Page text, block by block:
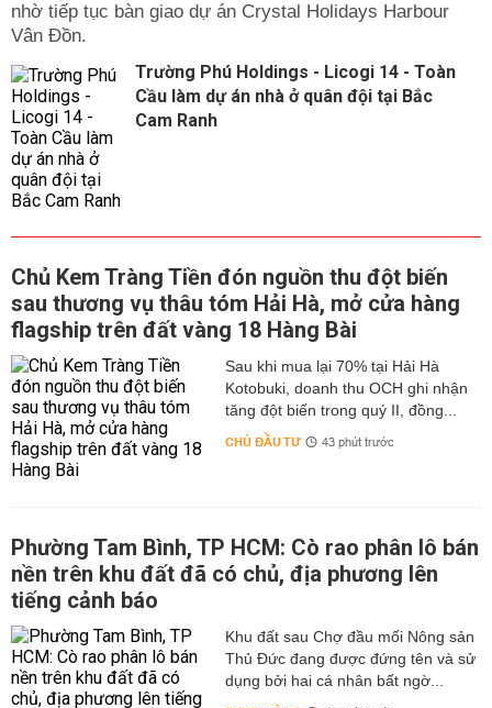
nhờ tiếp tục bàn giao dự án Crystal Holidays Harbour
Vân Đồn.
Trường Phú Holdings - Licogi 14 - Toàn
Cầu làm dự án nhà ở quân đội tại Bắc
Cam Ranh
Chủ Kem Tràng Tiền đón nguồn thu đột biến
sau thương vụ thâu tóm Hải Hà, mở cửa hàng
flagship trên đất vàng 18 Hàng Bài
Sau khi mua lại 70% tại Hải Hà
Kotobuki, doanh thu OCH ghi nhận
tăng đột biến trong quý II, đồng...
CHỦ ĐẦU TƯ 43 phút trước
Phường Tam Bình, TP HCM: Cò rao phân lô bán
nền trên khu đất đã có chủ, địa phương lên
tiếng cảnh báo
Khu đất sau Chợ đầu mối Nông sản
Thủ Đức đang được đứng tên và sử
dụng bởi hai cá nhân bất ngờ...